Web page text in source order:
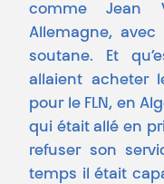
comme Jean
Allemagne, avec
soutane. Et
allaient acheter
pour le FLN, en
qui était allé en
refuser son
temps il était